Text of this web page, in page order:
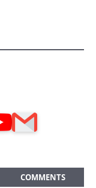
COMMENTS